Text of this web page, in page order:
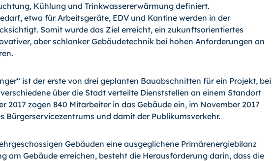
Kühlung und Trinkwassererwärmung definiert.
etwa für Arbeitsgeräte, EDV und Kantine werden in der
Somit wurde das Ziel erreicht, ein zukunftsorientiertes
aber schlanker Gebäudetechnik bei hohen Anforderungen an
ist der erste von drei geplanten Bauabschnitten für ein Projekt, bei
über die Stadt verteilte Dienststellen an einem Standort
2017 zogen 840 Mitarbeiter in das Gebäude ein, im November 2017
Bürgerservicezentrums und damit der Publikumsverkehr.
Gebäuden eine ausgeglichene Primärenergiebilanz
am Gebäude erreichen, besteht die Herausforderung darin, dass die